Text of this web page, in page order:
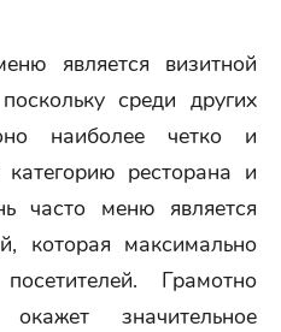
является визитной
среди других
наиболее четко и
ресторана и
часто меню является
которая максимально
Грамотно
значительное